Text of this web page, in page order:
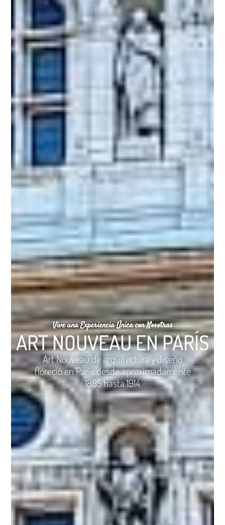
Vive una Experiencia Única con Nosotras
ART NOUVEAU EN PARÍS
Art Nouveau de arquitectura y diseño
floreció en París desde aproximadamente
1895 hasta 1914